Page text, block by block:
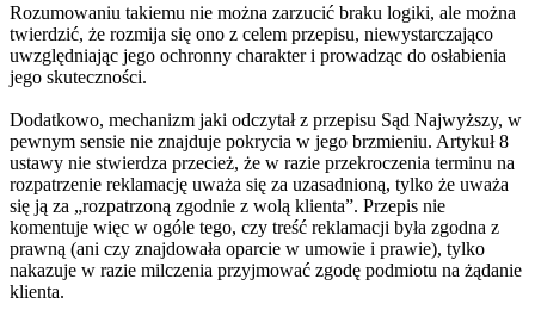
Rozumowaniu takiemu nie można zarzucić braku logiki, ale można
twierdzić, że rozmija się ono z celem przepisu, niewystarczająco
uwzględniając jego ochronny charakter i prowadząc do osłabienia
jego skuteczności.
Dodatkowo, mechanizm jaki odczytał z przepisu Sąd Najwyższy, w
pewnym sensie nie znajduje pokrycia w jego brzmieniu. Artykuł 8
ustawy nie stwierdza przecież, że w razie przekroczenia terminu na
rozpatrzenie reklamację uważa się za uzasadnioną, tylko że uważa
się ją za „rozpatrzoną zgodnie z wolą klienta”. Przepis nie
komentuje więc w ogóle tego, czy treść reklamacji była zgodna z
prawną (ani czy znajdowała oparcie w umowie i prawie), tylko
nakazuje w razie milczenia przyjmować zgodę podmiotu na żądanie
klienta.